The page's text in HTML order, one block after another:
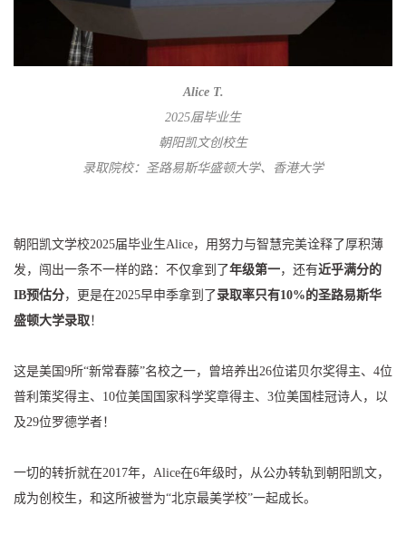
Alice T.
2025届毕业生
朝阳凯文创校生
录取院校：圣路易斯华盛顿大学、香港大学
朝阳凯文学校2025届毕业生Alice，用努力与智慧完美诠释了厚积薄
发，闯出一条不一样的路：不仅拿到了年级第一，还有近乎满分的
IB预估分，更是在2025早申季拿到了录取率只有10%的圣路易斯华
盛顿大学录取！
这是美国9所“新常春藤”名校之一，曾培养出26位诺贝尔奖得主、4位
普利策奖得主、10位美国国家科学奖章得主、3位美国桂冠诗人，以
及29位罗德学者！
一切的转折就在2017年，Alice在6年级时，从公办转轨到朝阳凯文，
成为创校生，和这所被誉为“北京最美学校”一起成长。